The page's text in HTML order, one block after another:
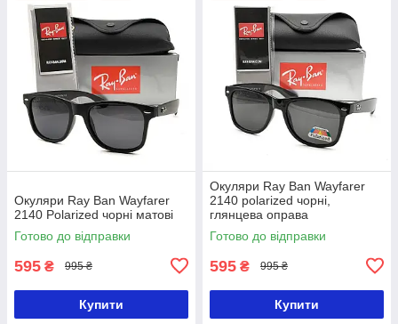
Окуляри Ray Ban Wayfarer
2140 Polarized чорні матові
Готово до відправки
595 ₴ 995 ₴
Купити
Окуляри Ray Ban Wayfarer
2140 polarized чорні,
глянцева оправа
Готово до відправки
595 ₴ 995 ₴
Купити